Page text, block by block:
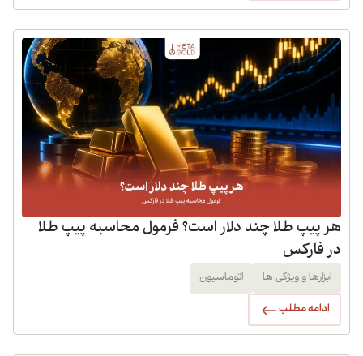
هر پیپ طلا چند دلار است؟ فرمول محاسبه پیپ طلا
در فارکس
ابزارها و ویژگی ها اتوماسیون
ادامه مطلب